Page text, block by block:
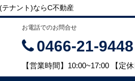
ナント)ならC不動産
お電話でのお問合せ
0466-21-9448
【営業時間】10:00~17:00 【定